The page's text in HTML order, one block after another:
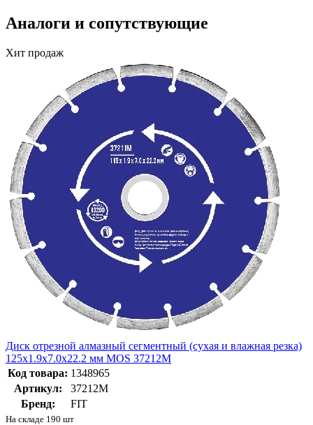
Аналоги и сопутствующие
Хит продаж
Диск отрезной алмазный сегментный (сухая и влажная резка)
125х1.9х7.0х22.2 мм MOS 37212М
Код товара: 1348965
Артикул:
37212М
Бренд:
FIT
На складе 190 шт